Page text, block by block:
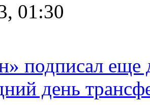
01:30
подписал еще
день